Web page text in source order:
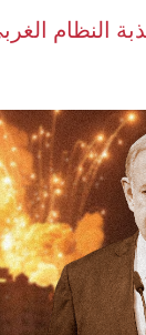
النظام